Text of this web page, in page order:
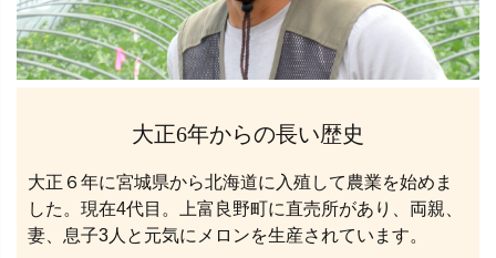
大正6年からの長い歴史
大正６年に宮城県から北海道に入殖して農業を始めま
した。現在4代目。上富良野町に直売所があり、両親、
妻、息子3人と元気にメロンを生産されています。